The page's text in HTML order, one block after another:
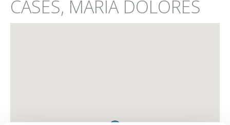
CASES, MARIA DOLORES